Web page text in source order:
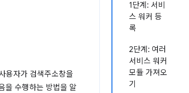
1단계: 서비
스 워커 등
록
2단계: 여러
서비스 워커
모듈 가져오
기
용자가 검색주소창을
을 수행하는 방법을 알